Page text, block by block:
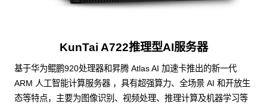
KunTai A722推理型AI服务器
基于华为鲲鹏920处理器和昇腾 Atlas AI 加速卡推出的新一代
ARM 人工智能计算服务器 ，具有超强算力、全场景 AI 和开放生
态等特点，主要为图像识别、视频处理、推理计算及机器学习等